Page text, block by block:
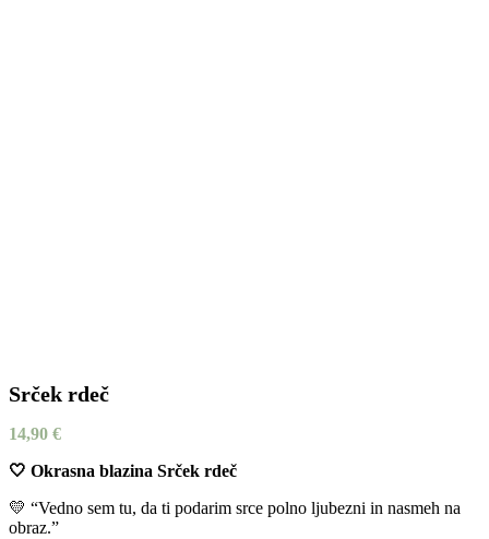
Srček rdeč
14,90 €
🤍 Okrasna blazina Srček rdeč
💛 “Vedno sem tu, da ti podarim srce polno ljubezni in nasmeh na
obraz.”